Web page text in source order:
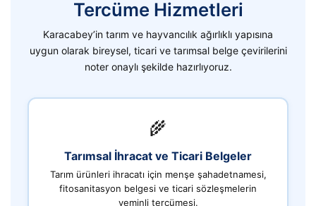
Tercüme Hizmetleri
Karacabey’in tarım ve hayvancılık ağırlıklı yapısına
uygun olarak bireysel, ticari ve tarımsal belge çevirilerini
noter onaylı şekilde hazırlıyoruz.
🌾
Tarımsal İhracat ve Ticari Belgeler
Tarım ürünleri ihracatı için menşe şahadetnamesi,
fitosanitasyon belgesi ve ticari sözleşmelerin
yeminli tercümesi.